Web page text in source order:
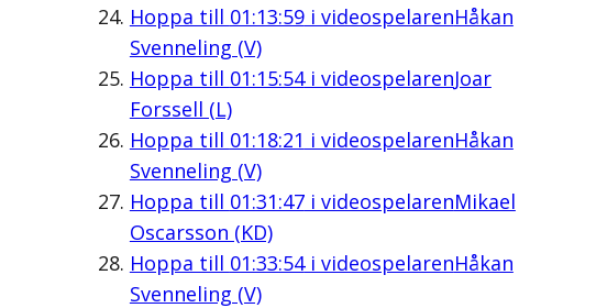
Hoppa till 01:13:59i videospelarenHåkan
Svenneling (V)
Hoppa till 01:15:54i videospelarenJoar
Forssell (L)
Hoppa till 01:18:21 i videospelarenHåkan
Svenneling (V)
Hoppa till 01:31:47i videospelarenMikael
Oscarsson (KD)
Hoppa till 01:33:54i videospelarenHåkan
Svenneling (V)